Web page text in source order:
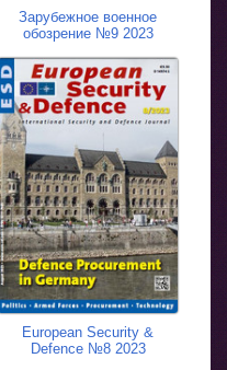
Зарубежное военное
обозрение №9 2023
European Security &
Defence №8 2023